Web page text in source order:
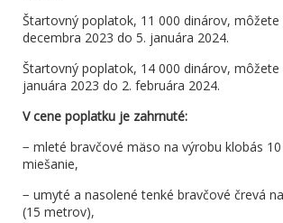
Štartovný poplatok, 11 000 dinárov, môžete
decembra 2023 do 5. januára 2024.
Štartovný poplatok, 14 000 dinárov, môžete
januára 2023 do 2. februára 2024.
V cene poplatku je zahrnuté:
− mleté bravčové mäso na výrobu klobás
miešanie,
− umyté a nasolené tenké bravčové črevá
(15 metrov),